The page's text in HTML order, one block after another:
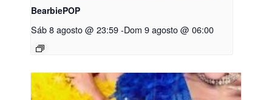
BearbiePOP
Sáb 8 agosto @ 23:59-Dom 9 agosto @ 06:00